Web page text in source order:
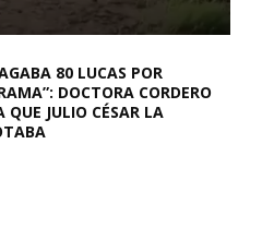
80 LUCAS POR
DOCTORA CORDERO
QUE JULIO CÉSAR LA